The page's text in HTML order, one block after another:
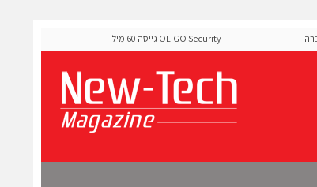
OLIGO Security גייסה 60 מיליון דולר להרחבת פלטפורמת אבטחת